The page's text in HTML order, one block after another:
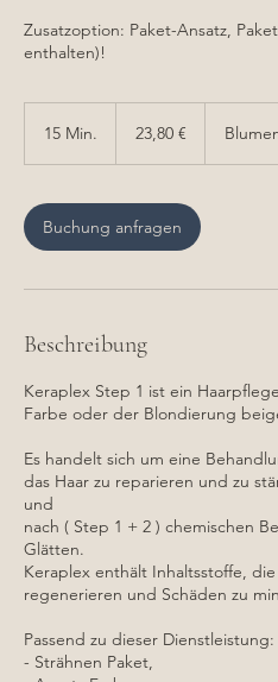
Zusatzoption: Paket-Ansatz,
enthalten)!
15 Min.
i
n
.
23,80 €
Buchung anfragen
Beschreibung
Keraplex Step 1 ist ein
Farbe oder der Blondierung
Es handelt sich um eine
das Haar zu reparieren und zu
und
nach ( Step 1 + 2 ) chemischen
Glätten.
Keraplex enthält Inhaltsstoffe,
regenerieren und Schäden zu
Passend zu dieser Dienstleistung:
- Strähnen Paket,